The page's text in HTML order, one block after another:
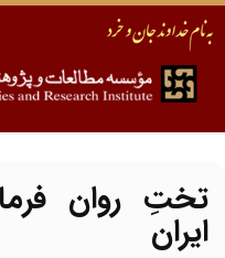
تختِ روان
ایران